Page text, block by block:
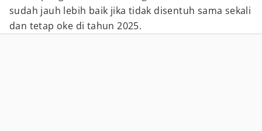
sudah jauh lebih baik jika tidak disentuh sama sekali
dan tetap oke di tahun 2025.